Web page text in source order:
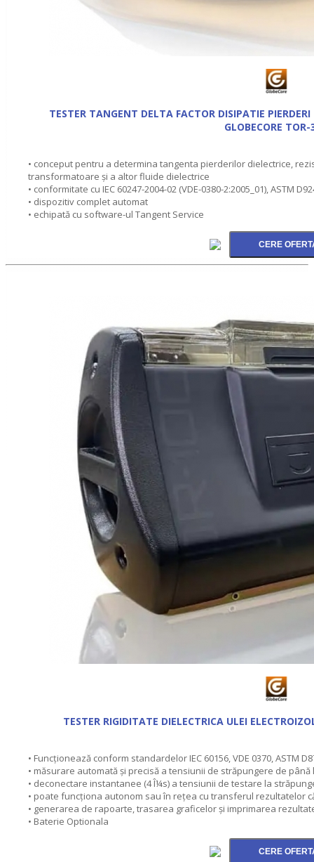
TESTER TANGENT DELTA FACTOR DISIPATIE
GLOBECORE TOR-
• conceput pentru a determina tangenta pierderilor dielectrice,
transformatoare şi a altor fluide dielectrice
• conformitate cu IEC 60247-2004-02 (VDE-0380-2:2005_01), ASTM
• dispozitiv complet automat
• echipată cu software-ul Tangent Service
TESTER RIGIDITATE DIELECTRICA ULEI
• Funcţionează conform standardelor IEC 60156, VDE 0370, ASTM
• măsurare automată şi precisă a tensiunii de străpungere de până
• deconectare instantanee (4 Î¼s) a tensiunii de testare la
• poate funcţiona autonom sau în reţea cu transferul rezultatelor
• generarea de rapoarte, trasarea graficelor şi imprimarea
• Baterie Optionala